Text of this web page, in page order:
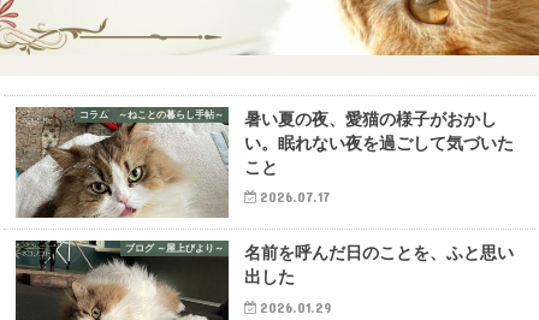
コラム ～ねことの暮らし手帖～
暑い夏の夜、愛猫の様子がおかし
い。眠れない夜を過ごして気づいた
こと
2026.07.17
ブログ ～屋上びより～
名前を呼んだ日のことを、ふと思い
出した
2026.01.29